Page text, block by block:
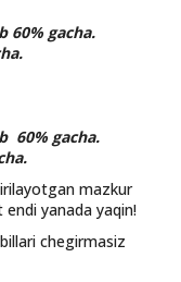
60% gacha.
60% gacha.
mazkur
yanada yaqin!
chegirmasiz